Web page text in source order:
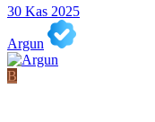
30 Kas 2025
Argun
B